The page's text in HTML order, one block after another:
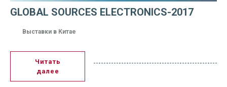
GLOBAL SOURCES ELECTRONICS-2017
Выставки в Китае
Читать
далее